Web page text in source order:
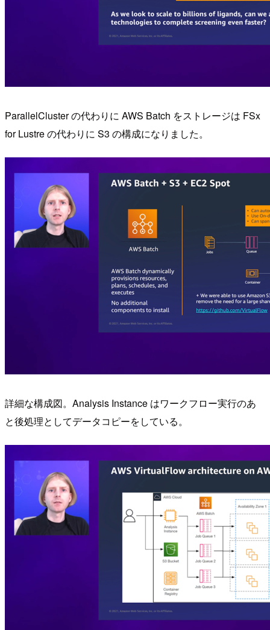
ParallelCluster の代わりに AWS Batch をストレージは FSx
for Lustre の代わりに S3 の構成になりました。
詳細な構成図。Analysis Instance はワークフロー実行のあ
と後処理としてデータコピーをしている。